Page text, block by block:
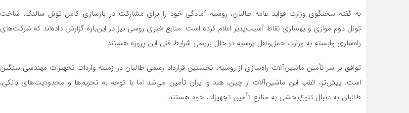
به گفته سخنگوی وزارت فواید عامه طالبان، روسیه آمادگی خود را برای مشارکت در بازسازی کامل تونل سالنگ، ساخت
تونل دوم موازی و بهسازی نقاط آسیب‌پذیر اعلام کرده است. منابع خبری روسی نیز در این‌باره گزارش داده‌اند که شرکت‌های
راه‌سازی وابسته به وزارت حمل‌ونقل روسیه در حال بررسی شرایط فنی این پروژه هستند.
توافق بر سر تأمین ماشین‌آلات راه‌سازی از روسیه، نخستین قرارداد رسمی طالبان در زمینه واردات تجهیزات مهندسی سنگین
است. پیش‌تر، اغلب این ماشین‌آلات از چین، هند و ایران تأمین می‌شد اما با توجه به تحریم‌ها و محدودیت‌های بانکی،
طالبان به دنبال تنوع‌بخشی به منابع تأمین تجهیزات خود هستند.